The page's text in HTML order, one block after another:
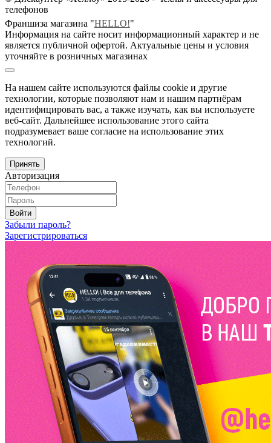
телефонов
Франшиза магазина "HELLO!"
Информация на сайте носит информационный характер и не
является публичной офертой. Актуальные цены и условия
уточняйте в розничных магазинах
На нашем сайте используются файлы cookie и другие
технологии, которые позволяют нам и нашим партнёрам
идентифицировать вас, а также изучать, как вы используете
веб-сайт. Дальнейшее использование этого сайта
подразумевает ваше согласие на использование этих
технологий.
Принять
Авторизация
Войти
Забыли пароль?
Зарегистрироваться